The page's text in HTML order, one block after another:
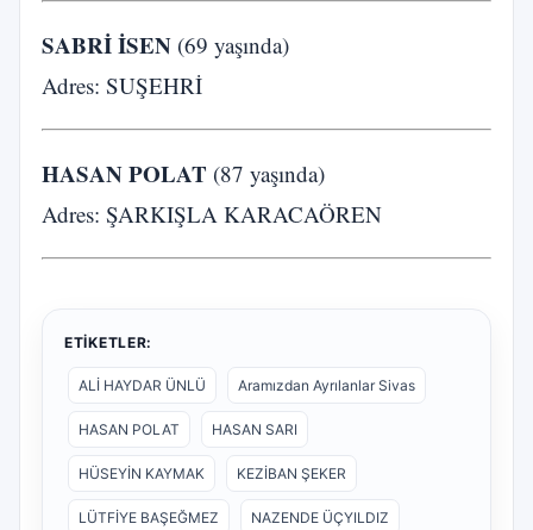
SABRİ İSEN (69 yaşında)
Adres: SUŞEHRİ
HASAN POLAT (87 yaşında)
Adres: ŞARKIŞLA KARACAÖREN
ETIKETLER:
ALİ HAYDAR ÜNLÜ Aramızdan Ayrılanlar Sivas
HASAN POLAT HASAN SARI
HÜSEYİN KAYMAK KEZİBAN ŞEKER
LÜTFİYE BAŞEĞMEZ NAZENDE ÜÇYILDIZ